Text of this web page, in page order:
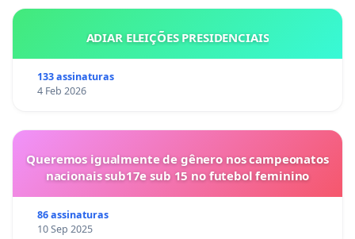
ADIAR ELEIÇÕES PRESIDENCIAIS
133 assinaturas
4 Feb 2026
Queremos igualmente de gênero nos campeonatos
nacionais sub17e sub 15 no futebol feminino
86 assinaturas
10 Sep 2025